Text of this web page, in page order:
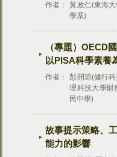
作者：
黃政仁(東海
學系)
（專題）OECD
以PISA科學素養
作者：
彭開琼(健行
理科技大學財
民中學)
故事提示策略、
能力的影響